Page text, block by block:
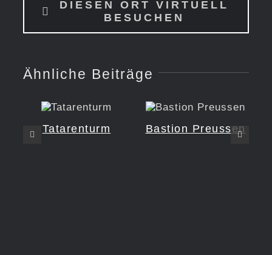
DIESEN ORT VIRTUELL
BESUCHEN
Ähnliche Beiträge
Tatarenturm Bastion Preussen